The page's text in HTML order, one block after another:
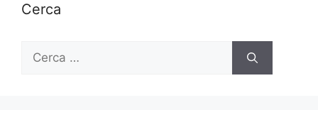
Cerca
Ricerca